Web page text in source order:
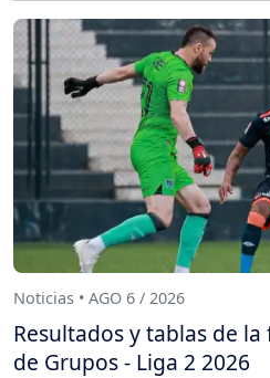
Noticias • AGO 6 / 2026
Resultados y tablas de la
de Grupos - Liga 2 2026